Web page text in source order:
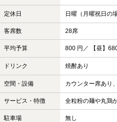
定休日 日曜（月曜祝日の
客席数 28席
平均予算 800 円／ 【昼】
ドリンク 焼酎あり
空間・設備 カウンター席あり
サービス・特徴 全粒粉の麺や丸鶏
駐車場 無し